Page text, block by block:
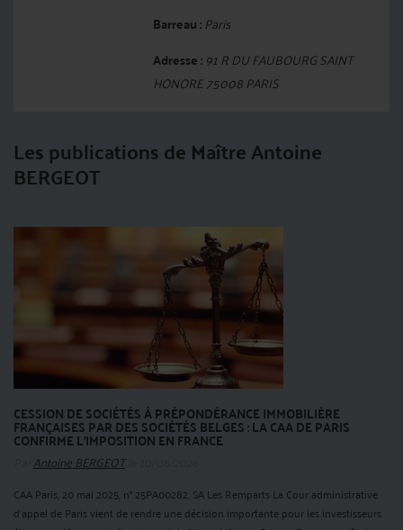
Barreau : Paris
Adresse : 91 R DU FAUBOURG SAINT
HONORE 75008 PARIS
Les publications de Maître Antoine
BERGEOT
CESSION DE SOCIÉTÉS À PRÉPONDÉRANCE IMMOBILIÈRE
FRANÇAISES PAR DES SOCIÉTÉS BELGES : LA CAA DE PARIS
CONFIRME L'IMPOSITION EN FRANCE
Antoine BERGEOTle 10/06/2026
CAA Paris, 20 mai 2025, n° 25PA00282, SA Les Remparts La Cour administrative
d'appel de Paris vient de rendre une décision importante pour les investisseurs